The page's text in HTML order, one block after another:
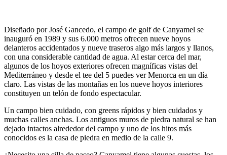
Diseñado por José Gancedo, el campo de golf de Canyamel se
inauguró en 1989 y sus 6.000 metros ofrecen nueve hoyos
delanteros accidentados y nueve traseros algo más largos y llanos,
con una considerable cantidad de agua. Al estar cerca del mar,
algunos de los hoyos exteriores ofrecen magníficas vistas del
Mediterráneo y desde el tee del 5 puedes ver Menorca en un día
claro. Las vistas de las montañas en los nueve hoyos interiores
constituyen un telón de fondo espectacular.
Un campo bien cuidado, con greens rápidos y bien cuidados y
muchas calles anchas. Los antiguos muros de piedra natural se han
dejado intactos alrededor del campo y uno de los hitos más
conocidos es la casa de piedra en medio de la calle 9.